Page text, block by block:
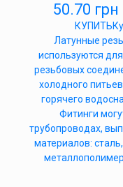
50.70 грн
КУПИТЬ
Латунные
используются
резьбовых
холодного
горячего
Фитинги
трубопроводах,
материалов: